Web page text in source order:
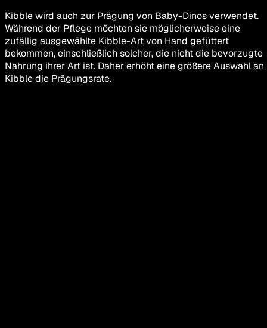
Kibble wird auch zur Prägung von Baby-Dinos verwendet.
Während der Pflege möchten sie möglicherweise eine
zufällig ausgewählte Kibble-Art von Hand gefüttert
bekommen, einschließlich solcher, die nicht die bevorzugte
Nahrung ihrer Art ist. Daher erhöht eine größere Auswahl an
Kibble die Prägungsrate.